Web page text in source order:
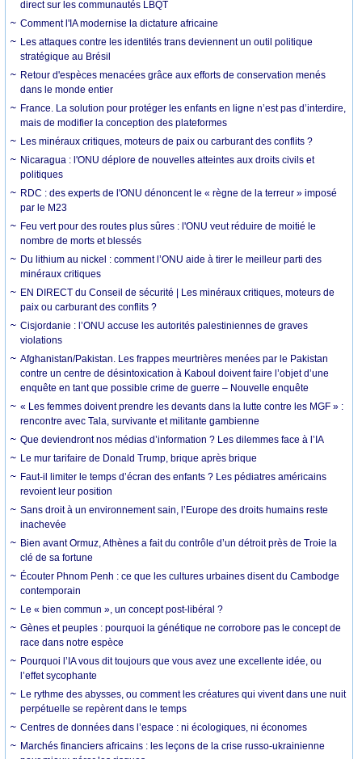
direct sur les communautés LBQT
Comment l'IA modernise la dictature africaine
Les attaques contre les identités trans deviennent un outil politique
stratégique au Brésil
Retour d'espèces menacées grâce aux efforts de conservation menés
dans le monde entier
France. La solution pour protéger les enfants en ligne n’est pas d’interdire,
mais de modifier la conception des plateformes
Les minéraux critiques, moteurs de paix ou carburant des conflits ?
Nicaragua : l'ONU déplore de nouvelles atteintes aux droits civils et
politiques
RDC : des experts de l'ONU dénoncent le « règne de la terreur » imposé
par le M23
Feu vert pour des routes plus sûres : l'ONU veut réduire de moitié le
nombre de morts et blessés
Du lithium au nickel : comment l’ONU aide à tirer le meilleur parti des
minéraux critiques
EN DIRECT du Conseil de sécurité | Les minéraux critiques, moteurs de
paix ou carburant des conflits ?
Cisjordanie : l’ONU accuse les autorités palestiniennes de graves
violations
Afghanistan/Pakistan. Les frappes meurtrières menées par le Pakistan
contre un centre de désintoxication à Kaboul doivent faire l’objet d’une
enquête en tant que possible crime de guerre – Nouvelle enquête
« Les femmes doivent prendre les devants dans la lutte contre les MGF » :
rencontre avec Tala, survivante et militante gambienne
Que deviendront nos médias d’information ? Les dilemmes face à l’IA
Le mur tarifaire de Donald Trump, brique après brique
Faut-il limiter le temps d’écran des enfants ? Les pédiatres américains
revoient leur position
Sans droit à un environnement sain, l’Europe des droits humains reste
inachevée
Bien avant Ormuz, Athènes a fait du contrôle d’un détroit près de Troie la
clé de sa fortune
Écouter Phnom Penh : ce que les cultures urbaines disent du Cambodge
contemporain
Le « bien commun », un concept post-libéral ?
Gènes et peuples : pourquoi la génétique ne corrobore pas le concept de
race dans notre espèce
Pourquoi l’IA vous dit toujours que vous avez une excellente idée, ou
l’effet sycophante
Le rythme des abysses, ou comment les créatures qui vivent dans une nuit
perpétuelle se repèrent dans le temps
Centres de données dans l’espace : ni écologiques, ni économes
Marchés financiers africains : les leçons de la crise russo-ukrainienne